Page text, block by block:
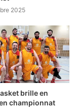
2025
brille en
championnat